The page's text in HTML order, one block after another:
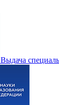
Выдача